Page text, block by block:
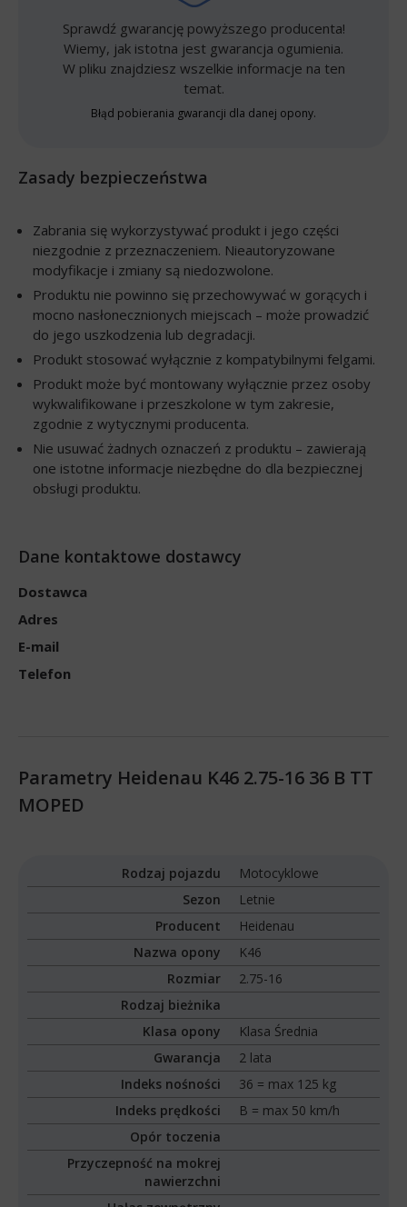
Sprawdź gwarancję powyższego producenta!
Wiemy, jak istotna jest gwarancja ogumienia.
W pliku znajdziesz wszelkie informacje na ten
temat.
Błąd pobierania gwarancji dla danej opony.
Zasady bezpieczeństwa
Zabrania się wykorzystywać produkt i jego części
niezgodnie z przeznaczeniem. Nieautoryzowane
modyfikacje i zmiany są niedozwolone.
Produktu nie powinno się przechowywać w gorących i
mocno nasłonecznionych miejscach – może prowadzić
do jego uszkodzenia lub degradacji.
Produkt stosować wyłącznie z kompatybilnymi felgami.
Produkt może być montowany wyłącznie przez osoby
wykwalifikowane i przeszkolone w tym zakresie,
zgodnie z wytycznymi producenta.
Nie usuwać żadnych oznaczeń z produktu – zawierają
one istotne informacje niezbędne do dla bezpiecznej
obsługi produktu.
Dane kontaktowe dostawcy
Dostawca
Adres
E-mail
Telefon
Parametry Heidenau K46 2.75-16 36 B TT
MOPED
Rodzaj pojazdu
Motocyklowe
Sezon
Letnie
Producent
Heidenau
Nazwa opony
K46
Rozmiar
2.75-16
Rodzaj bieżnika
Klasa opony
Klasa Średnia
Gwarancja
2 lata
Indeks nośności
36 = max 125 kg
Indeks prędkości
B = max 50 km/h
Opór toczenia
Przyczepność na mokrej
nawierzchni